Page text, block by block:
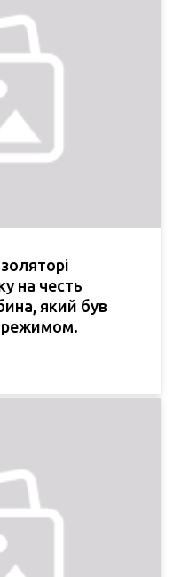
на честь
який був
режимом.